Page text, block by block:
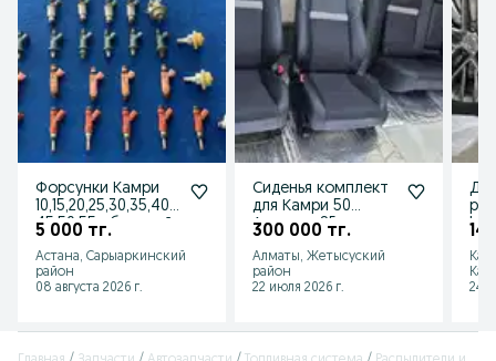
Форсунки Камри
10,15,20,25,30,35,40,
45,50,55,обратный
5 000 тг.
Астана, Сарыаркинский
район
08 августа 2026 г.
Сиденья комплект
для Камри 50
Америка SE
комплект.
300 000 тг.
Алматы, Жетысуский
район
22 июля 2026 г.
55
24